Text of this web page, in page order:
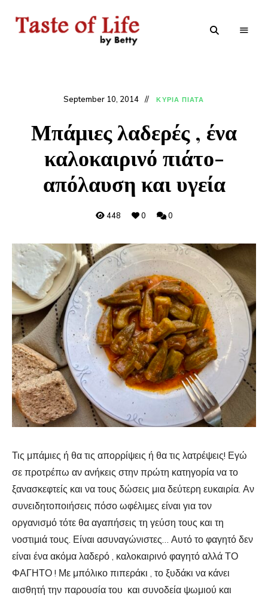
September 10, 2014 ΚΥΡΙΑ ΠΙΑΤΑ
Μπάμιες λαδερές , ένα
καλοκαιρινό πιάτο-
απόλαυση και υγεία
448 0 0
Τις μπάμιες ή θα τις απορρίψεις ή θα τις λατρέψεις! Εγώ
σε προτρέπω αν ανήκεις στην πρώτη κατηγορία να το
ξανασκεφτείς και να τους δώσεις μια δεύτερη ευκαιρία. Αν
συνειδητοποιήσεις πόσο ωφέλιμες είναι για τον
οργανισμό τότε θα αγαπήσεις τη γεύση τους και τη
νοστιμιά τους. Είναι ασυναγώνιστες… Αυτό το φαγητό δεν
είναι ένα ακόμα λαδερό , καλοκαιρινό φαγητό αλλά ΤΟ
ΦΑΓΗΤΟ ! Με μπόλικο πιπεράκι , το ξυδάκι να κάνει
αισθητή την παρουσία του και συνοδεία ψωμιού και